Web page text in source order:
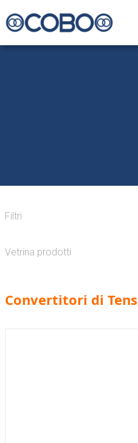
Filtri
Vetrina prodotti
Convertitori di